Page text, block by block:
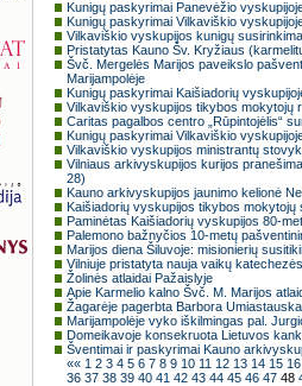
Kunigų paskyrimai Panevėžio
Kunigų paskyrimai Vilkaviškio
Vilkaviškio vyskupijos kunigų
Pristatytas Kauno Šv. Kryžiaus
Švč. Mergelės Marijos paveikslo
Marijampolėje
Kunigų paskyrimai Kaišiadorių
Vilkaviškio vyskupijos tikybos mokytojų
Caritas pagalbos centro „Rūpintojėlis“
Kunigų paskyrimai Vilkaviškio
Vilkaviškio vyskupijos ministrantų
Vilniaus arkivyskupijos kurijos
28)
Kauno arkivyskupijos jaunimo kelionė
Kaišiadorių vyskupijos tikybos mokytojų
Paminėtas Kaišiadorių vyskupijos 80-
Palemono bažnyčios 10-metų
Marijos diena Šiluvoje: misionierių
Vilniuje pristatyta nauja vaikų
Žolinės atlaidai Pažaislyje
Apie Karmelio kalno Švč. M. Marijos
Žagarėje pagerbta Barbora
Marijampolėje vyko iškilmingas pal.
Domeikavoje konsekruota Lietuvos
Šventimai ir paskyrimai Kauno
«« 1 2 3 4 5 6 7 8 9 10 11 12 13 14 15
36 37 38 39 40 41 42 43 44 45 46 47 48